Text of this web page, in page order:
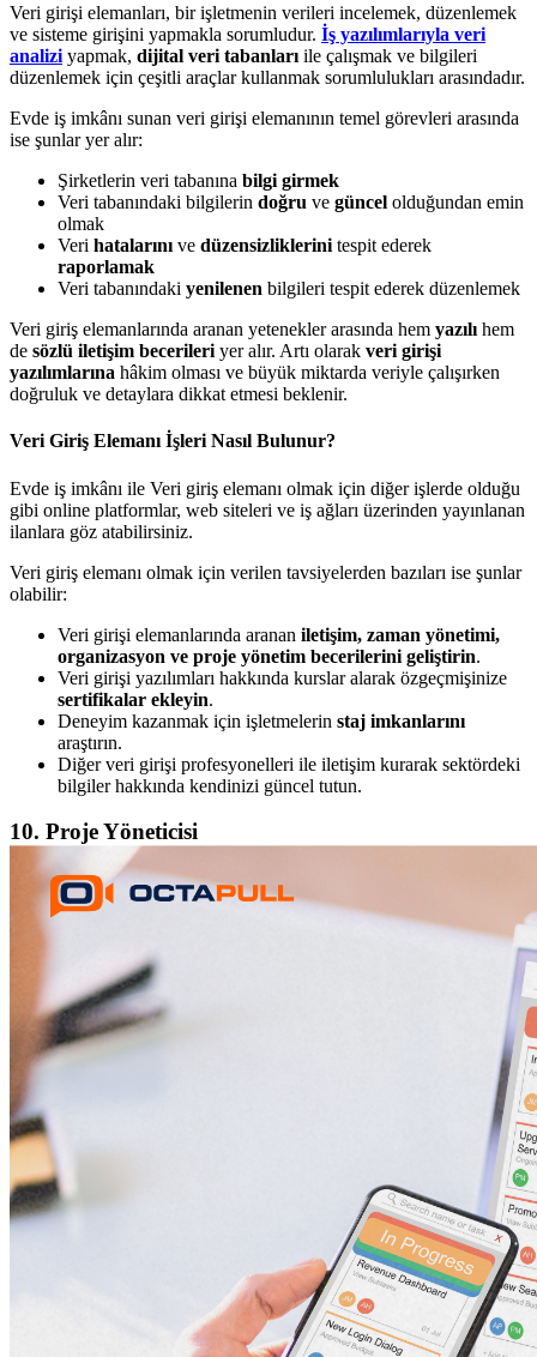
Veri girişi elemanları, bir işletmenin verileri incelemek, düzenlemek
ve sisteme girişini yapmakla sorumludur. İş yazılımlarıyla veri
analizi yapmak, dijital veri tabanları ile çalışmak ve bilgileri
düzenlemek için çeşitli araçlar kullanmak sorumlulukları arasındadır.
Evde iş imkânı sunan veri girişi elemanının temel görevleri arasında
ise şunlar yer alır:
Şirketlerin veri tabanına bilgi girmek
Veri tabanındaki bilgilerin doğru ve güncel olduğundan emin
olmak
Veri hatalarını ve düzensizliklerini tespit ederek
raporlamak
Veri tabanındaki yenilenen bilgileri tespit ederek düzenlemek
Veri giriş elemanlarında aranan yetenekler arasında hem yazılı hem
de sözlü iletişim becerileri yer alır. Artı olarak veri girişi
yazılımlarına hâkim olması ve büyük miktarda veriyle çalışırken
doğruluk ve detaylara dikkat etmesi beklenir.
Veri Giriş Elemanı İşleri Nasıl Bulunur?
Evde iş imkânı ile Veri giriş elemanı olmak için diğer işlerde olduğu
gibi online platformlar, web siteleri ve iş ağları üzerinden yayınlanan
ilanlara göz atabilirsiniz.
Veri giriş elemanı olmak için verilen tavsiyelerden bazıları ise şunlar
olabilir:
Veri girişi elemanlarında aranan iletişim, zaman yönetimi,
organizasyon ve proje yönetim becerilerini geliştirin.
Veri girişi yazılımları hakkında kurslar alarak özgeçmişinize
sertifikalar ekleyin.
Deneyim kazanmak için işletmelerin staj imkanlarını
araştırın.
Diğer veri girişi profesyonelleri ile iletişim kurarak sektördeki
bilgiler hakkında kendinizi güncel tutun.
10. Proje Yöneticisi